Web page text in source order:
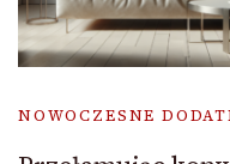
NOWOCZESNE